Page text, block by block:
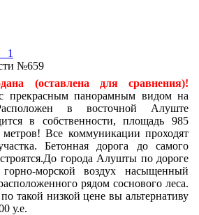
№659
(оставлена для сравнения)!
прекрасным панорамным видом на
в восточной Алуште
в собственности, площадь 985
Все коммуникации проходят
Бетонная дорога до самого
города Алушты по дороге
морской воздух насыщенный
рядом соснового леса.
такой низкой цене вы альтернативу
у.е.